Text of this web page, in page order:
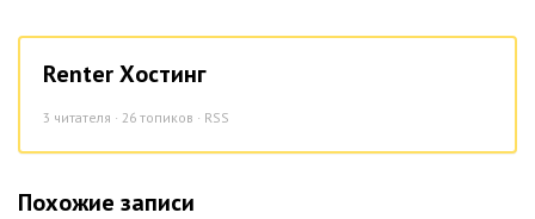
Renter Хостинг
3 читателя · 26 топиков · RSS
Похожие записи